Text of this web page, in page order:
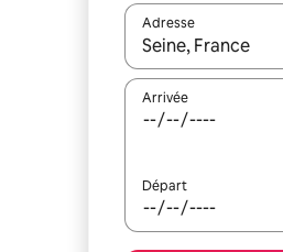
Adresse
Lorsque les
Arrivée
Départ